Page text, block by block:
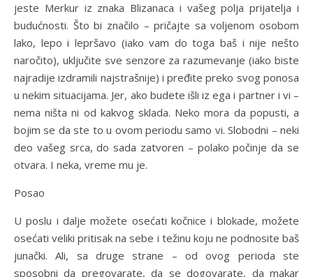
jeste Merkur iz znaka Blizanaca i vašeg polja prijatelja i
budućnosti. Što bi značilo – pričajte sa voljenom osobom
lako, lepo i lepršavo (iako vam do toga baš i nije nešto
naročito), uključite sve senzore za razumevanje (iako biste
najradije izdramili najstrašnije) i pređite preko svog ponosa
u nekim situacijama. Jer, ako budete išli iz ega i partner i vi –
nema ništa ni od kakvog sklada. Neko mora da popusti, a
bojim se da ste to u ovom periodu samo vi. Slobodni – neki
deo vašeg srca, do sada zatvoren – polako počinje da se
otvara. I neka, vreme mu je.
Posao
U poslu i dalje možete osećati kočnice i blokade, možete
osećati veliki pritisak na sebe i težinu koju ne podnosite baš
junački. Ali, sa druge strane – od ovog perioda ste
sposobni da pregovarate, da se dogovarate, da makar